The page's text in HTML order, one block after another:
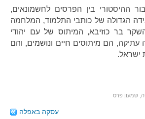
ההיסטורי בין הפרסים לחשמונאים,
הגדולה של כותבי התלמוד, המלחמה
בר כוזיבא, המיתוס של עם יהודי
הם מיתוסים חיים ונושמים, והם
ישראל.
שמעון פרס
עסקה באפלה